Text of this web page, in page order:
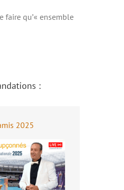
faire qu’« ensemble
:
2025